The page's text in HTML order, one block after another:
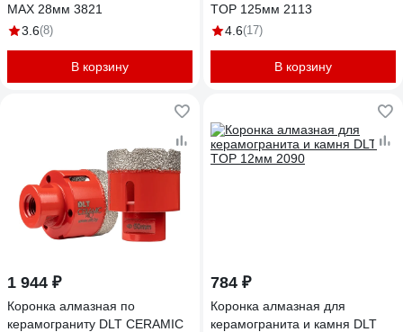
MAX 28мм 3821
3.6(8)
В корзину
TOP 125мм 2113
4.6(17)
В корзину
1 944 ₽
Коронка алмазная по
керамограниту DLT CERAMIC
784 ₽
Коронка алмазная для
керамогранита и камня DLT